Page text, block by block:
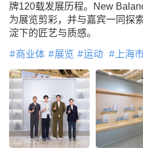
牌120载发展历程。New
为展览剪彩，并与嘉宾一同探
淀下的匠艺与质感。
商业体 展览 运动 上海